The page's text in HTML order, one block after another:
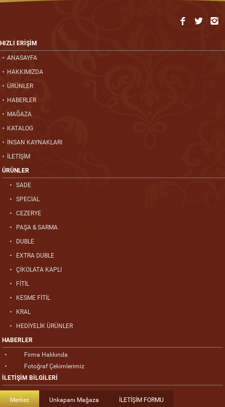
HIZLI ERİŞİM
ANASAYFA
HAKKIMIZDA
ÜRÜNLER
HABERLER
MAĞAZA
KATALOG
İNSAN KAYNAKLARI
İLETİŞİM
ÜRÜNLER
SADE
SPECİAL
CEZERYE
PAŞA & SARMA
DUBLE
EXTRA DUBLE
ÇİKOLATA KAPLI
FİTİL
KESME FİTİL
KRAL
HEDİYELİK ÜRÜNLER
HABERLER
Firma Hakkında
Fotoğraf Çekimlerimiz
İLETİŞİM BİLGİLERİ
Merkez Unkapanı Mağaza İLETİŞİM FORMU